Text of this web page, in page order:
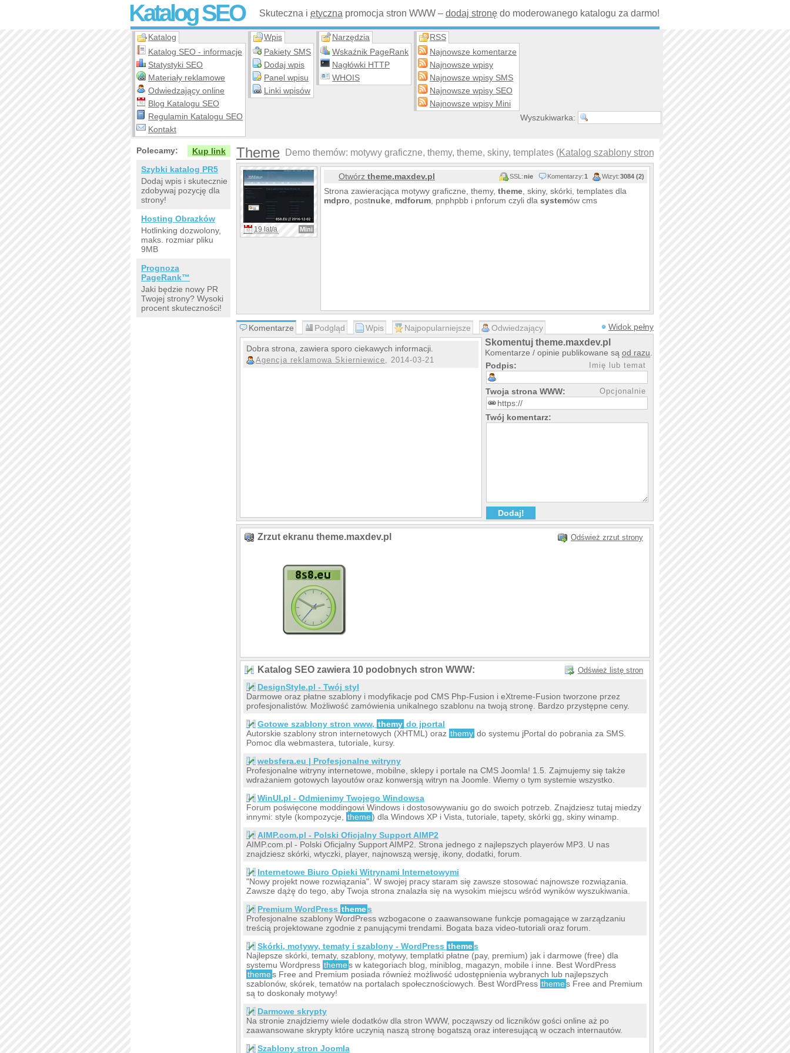
Katalog SEO Skuteczna i etyczna promocja stron WWW – dodaj stronę do moderowanego katalogu za darmo!
Katalog
Katalog SEO - informacje
Statystyki SEO
Materiały reklamowe
Odwiedzający online
Blog Katalogu SEO
Regulamin Katalogu SEO
Kontakt
Wpis
Pakiety SMS
Dodaj wpis
Panel wpisu
Linki wpisów
Narzędzia
Wskaźnik PageRank
Nagłówki HTTP
WHOIS
RSS
Najnowsze komentarze
Najnowsze wpisy
Najnowsze wpisy SMS
Najnowsze wpisy SEO
Najnowsze wpisy Mini
Wyszukiwarka:
Theme Demo themów: motywy graficzne, themy, theme, skiny, templates (Katalog szablony stron w…
19 lat/a Mini
Otwórz theme.maxdev.pl SSL:nie Komentarzy:1 Wizyt:3084 (2)
Strona zawieracjąca motywy graficzne, themy, theme , skiny, skórki, templates dla
mdpro , postnuke mdforum , pnphpbb i pnforum czyli dla systemów cms
Komentarze Podgląd Wpis Najpopularniejsze Odwiedzający Widok pełny
Dobra strona, zawiera sporo ciekawych informacji.
Agencja reklamowa Skierniewice, 2014-03-21
Skomentuj theme.maxdev.pl
Komentarze / opinie publikowane są od razu
Podpis:
Imię lub temat
Twoja strona WWW: Opcjonalnie
Twój komentarz:
Zrzut ekranu theme.maxdev.pl Odśwież zrzut strony
Katalog SEO zawiera 10 podobnych stron WWW: Odśwież listę stron
DesignStyle.pl - Twój styl
Darmowe oraz płatne szablony i modyfikacje pod CMS Php-Fusion i eXtreme-Fusion tworzone przez
profesjonalistów. Możliwość zamówienia unikalnego szablonu na twoją stronę. Bardzo przystępne ceny.
Gotowe szablony stron www, themy do jportal
Autorskie szablony stron internetowych (XHTML) oraz themy do systemu jPortal do pobrania za SMS.
Pomoc dla webmastera, tutoriale, kursy.
websfera.eu | Profesjonalne witryny
Profesjonalne witryny internetowe, mobilne, sklepy i portale na CMS Joomla! 1.5. Zajmujemy się także
wdrażaniem gotowych layoutów oraz konwersją witryn na Joomle. Wiemy o tym systemie wszystko.
WinUI.pl - Odmienimy Twojego Windowsa
Forum poświęcone moddingowi Windows i dostosowywaniu go do swoich potrzeb. Znajdziesz tutaj miedzy
innymi: style (kompozycje,
theme) dla Windows XP i Vista, tutoriale, tapety, skórki gg, skiny winamp.
AIMP.com.pl - Polski Oficjalny Support AIMP2
AIMP.com.pl - Polski Oficjalny Support AIMP2. Strona jednego z najlepszych playerów MP3. U nas
znajdziesz skórki, wtyczki, player, najnowszą wersję, ikony, dodatki, forum.
Internetowe Biuro Opieki Witrynami Internetowymi
"Nowy projekt nowe rozwiązania". W swojej pracy staram się zawsze stosować najnowsze rozwiązania.
Zawsze dążę do tego, aby Twoja strona znalazła się na wysokim miejscu wśród wyników wyszukiwania.
Premium WordPress themes
Profesjonalne szablony WordPress wzbogacone o zaawansowane funkcje pomagające w zarządzaniu
treścią projektowane zgodnie z panującymi trendami. Bogata baza video-tutoriali oraz forum.
Skórki, motywy, tematy i szablony - WordPress themes
Najlepsze skórki, tematy, szablony, motywy, templatki płatne (pay, premium) jak i darmowe (free) dla
systemu Wordpress themes w kategoriach blog, miniblog, magazyn, mobile i inne. Best WordPress
themes Free and Premium posiada również możliwość udostępnienia wybranych lub najlepszych
szablonów, skórek, tematów na portalach społecznościowych. Best WordPress themes Free and Premium
są to doskonały motywy!
Darmowe skrypty
Na stronie znajdziemy wiele dodatków dla stron WWW, począwszy od liczników gości online aż po
zaawansowane skrypty które uczynią naszą stronę bogatszą oraz interesującą w oczach internautów.
Szablony stron Joomla
Polecamy:
Kup link
Szybki katalog PR5
Dodaj wpis i skutecznie
zdobywaj pozycję dla
strony!
Hosting Obrazków
Hotlinking dozwolony,
maks. rozmiar pliku
9MB
Prognoza
PageRank™
Jaki będzie nowy PR
Twojej strony? Wysoki
procent skuteczności!